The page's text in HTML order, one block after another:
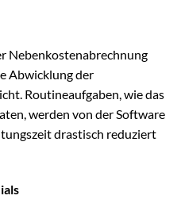
Nebenkostenabrechnung
Abwicklung der
Routineaufgaben, wie das
werden von der Software
drastisch reduziert